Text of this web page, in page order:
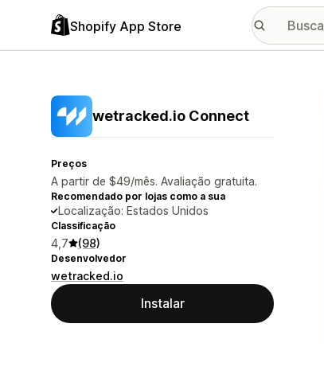
Shopify App Store
wetracked.io Connect
Preços
A partir de $49/mês. Avaliação gratuita.
Recomendado por lojas como a sua
Localização: Estados Unidos
Classificação
4,7 (98)
Desenvolvedor
wetracked.io
Instalar